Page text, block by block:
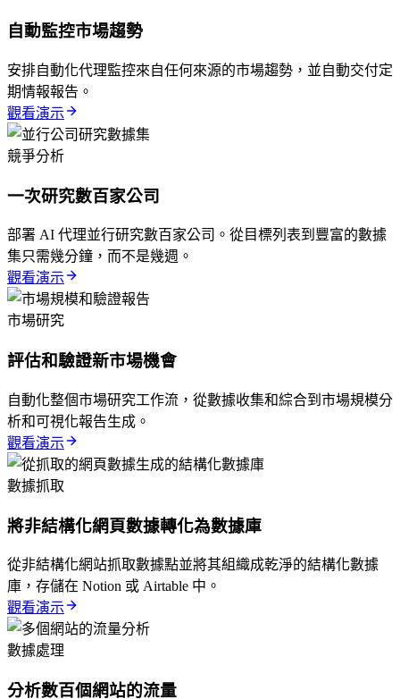
自動監控市場趨勢
安排自動化代理監控來自任何來源的市場趨勢，並自動交付定
期情報報告。
觀看演示
競爭分析
一次研究數百家公司
部署 AI 代理並行研究數百家公司。從目標列表到豐富的數據
集只需幾分鐘，而不是幾週。
觀看演示
市場研究
評估和驗證新市場機會
自動化整個市場研究工作流，從數據收集和綜合到市場規模分
析和可視化報告生成。
觀看演示
數據抓取
將非結構化網頁數據轉化為數據庫
從非結構化網站抓取數據點並將其組織成乾淨的結構化數據
庫，存儲在 Notion 或 Airtable 中。
觀看演示
數據處理
分析數百個網站的流量